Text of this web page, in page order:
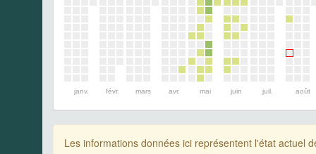
janv. févr. mars avr. mai juin juil. août
Les informations données ici représentent l'état actuel